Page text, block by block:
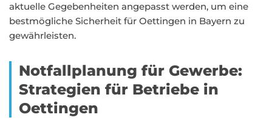
aktuelle Gegebenheiten angepasst werden, um eine
bestmögliche Sicherheit für Oettingen in Bayern zu
gewährleisten.
Notfallplanung für Gewerbe:
Strategien für Betriebe in
Oettingen